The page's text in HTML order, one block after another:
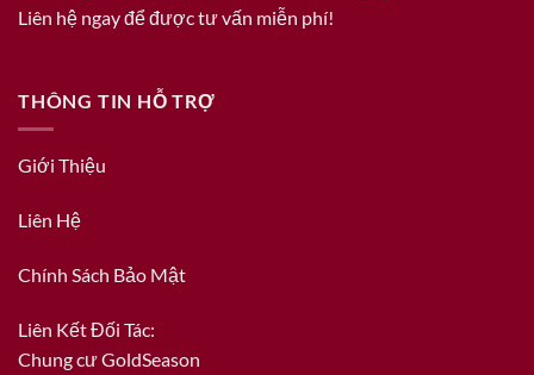
Liên hệ ngay để được tư vấn miễn phí!
THÔNG TIN HỖ TRỢ
Giới Thiệu
Liên Hệ
Chính Sách Bảo Mật
Liên Kết Đối Tác:
Chung cư GoldSeason